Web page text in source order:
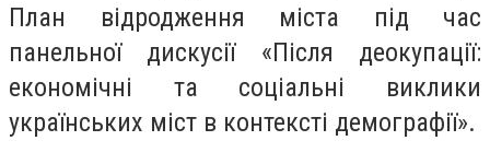
План відродження міста під час
панельної дискусії «Після деокупації:
економічні та соціальні виклики
українських міст в контексті демографії».